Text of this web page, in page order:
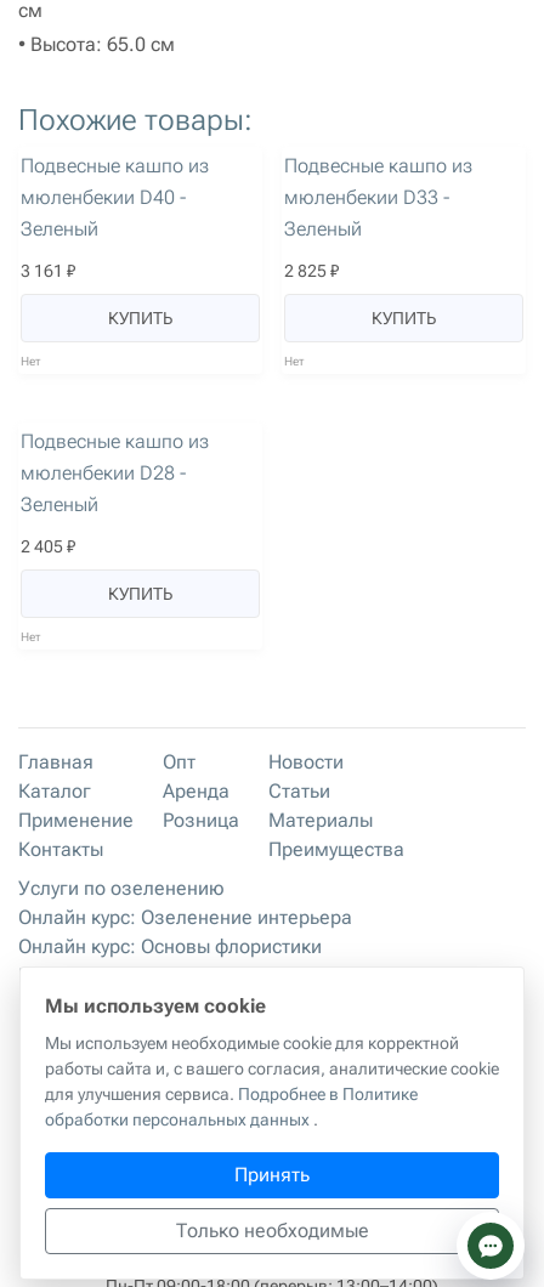
см
• Высота: 65.0 см
Похожие товары:
артикул: 1944
Подвесные кашпо из
мюленбекии D40 -
Зеленый
3 161 ₽
КУПИТЬ
Нет
Подвесные кашпо из
мюленбекии D33 -
Зеленый
2 825 ₽
КУПИТЬ
Нет
Подвесные кашпо из
мюленбекии D28 -
Зеленый
2 405 ₽
КУПИТЬ
Нет
Главная
Каталог
Применение
Контакты
Опт
Аренда
Розница
Новости
Статьи
Материалы
Преимущества
Услуги по озеленению
Онлайн курс: Озеленение интерьера
Онлайн курс: Основы флористики
Мастер-классы
Правила хранения и эксплуатации
Правила копирования материалов с сайта|Политика
обработки персональных данных
г. Москва, 2-й Грайвороновский проезд, 42к1
ИП Куликова Татьяна Александровна
hello@realtouch-flowers.com
тел.+7-977-360-30-30
тел.+7-977-360-50-50
Мы используем cookie
Мы используем необходимые cookie для корректной
работы сайта и, с вашего согласия, аналитические cookie
для улучшения сервиса. Подробнее в Политике
обработки персональных данных .
Принять
Только необходимые